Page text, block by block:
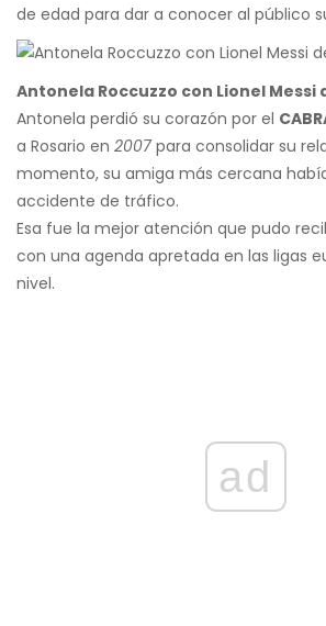
de edad para dar a conocer al público
Antonela Roccuzzo con Lionel Messi
Antonela perdió su corazón por el
a Rosario en 2007 para consolidar su
momento, su amiga más cercana
accidente de tráfico.
Esa fue la mejor atención que pudo
con una agenda apretada en las ligas
nivel.
ad